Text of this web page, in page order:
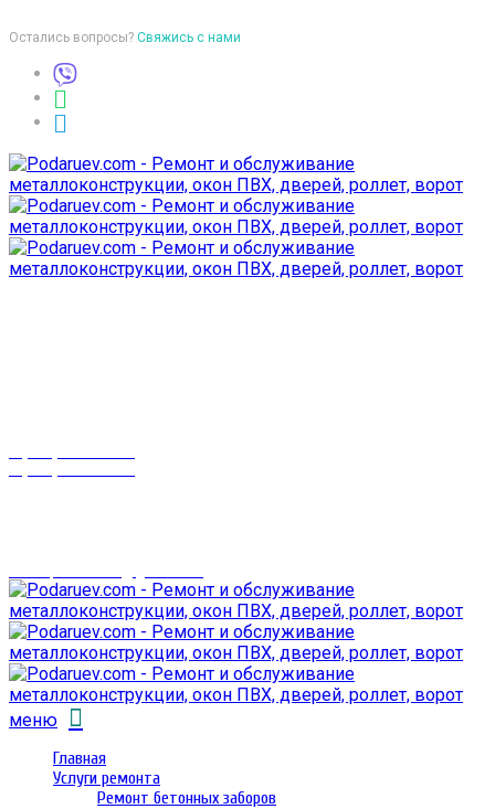
Остались вопросы? Свяжись с нами
меню
Главная
Услуги ремонта
Ремонт бетонных заборов